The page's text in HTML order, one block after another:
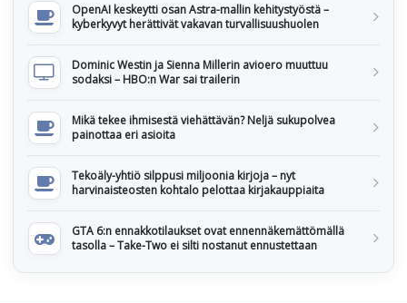
OpenAI keskeytti osan Astra-mallin kehitystyöstä –
kyberkyvyt herättivät vakavan turvallisuushuolen
Dominic Westin ja Sienna Millerin avioero muuttuu
sodaksi – HBO:n War sai trailerin
Mikä tekee ihmisestä viehättävän? Neljä sukupolvea
painottaa eri asioita
Tekoäly-yhtiö silppusi miljoonia kirjoja – nyt
harvinaisteosten kohtalo pelottaa kirjakauppiaita
GTA 6:n ennakkotilaukset ovat ennennäkemättömällä
tasolla – Take-Two ei silti nostanut ennustettaan